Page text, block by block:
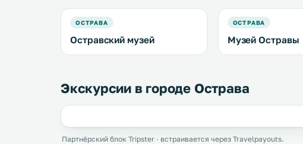
ОСТРАВА
Остравский музей
ОСТРАВА
Музей Остравы
Экскурсии в городе Острава
Партнёрский блок Tripster · встраивается через Travelpayouts.